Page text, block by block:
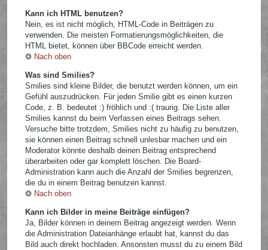
Kann ich HTML benutzen?
Nein, es ist nicht möglich, HTML-Code in Beiträgen zu
verwenden. Die meisten Formatierungsmöglichkeiten, die
HTML bietet, können über BBCode erreicht werden.
Nach oben
Was sind Smilies?
Smilies sind kleine Bilder, die benutzt werden können, um ein
Gefühl auszudrücken. Für jeden Smilie gibt es einen kurzen
Code, z. B. bedeutet :) fröhlich und :( traurig. Die Liste aller
Smilies kannst du beim Verfassen eines Beitrags sehen.
Versuche bitte trotzdem, Smilies nicht zu häufig zu benutzen,
sie können einen Beitrag schnell unlesbar machen und ein
Moderator könnte deshalb deinen Beitrag entsprechend
überarbeiten oder gar komplett löschen. Die Board-
Administration kann auch die Anzahl der Smilies begrenzen,
die du in einem Beitrag benutzen kannst.
Nach oben
Kann ich Bilder in meine Beiträge einfügen?
Ja, Bilder können in deinem Beitrag angezeigt werden. Wenn
die Administration Dateianhänge erlaubt hat, kannst du das
Bild auch direkt hochladen. Ansonsten musst du zu einem Bild